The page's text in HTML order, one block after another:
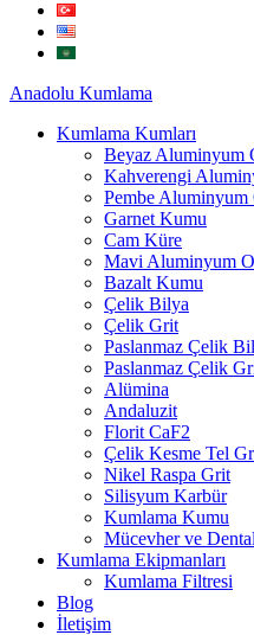
Anadolu Kumlama
Kumlama Kumları
Beyaz Aluminyum
Kahverengi
Pembe Aluminyum
Garnet Kumu
Cam Küre
Mavi Aluminyum
Bazalt Kumu
Çelik Bilya
Çelik Grit
Paslanmaz Çelik
Paslanmaz Çelik
Alümina
Andaluzit
Florit CaF2
Çelik Kesme Tel
Nikel Raspa Grit
Silisyum Karbür
Kumlama Kumu
Mücevher ve
Kumlama Ekipmanları
Kumlama Filtresi
Blog
İletişim